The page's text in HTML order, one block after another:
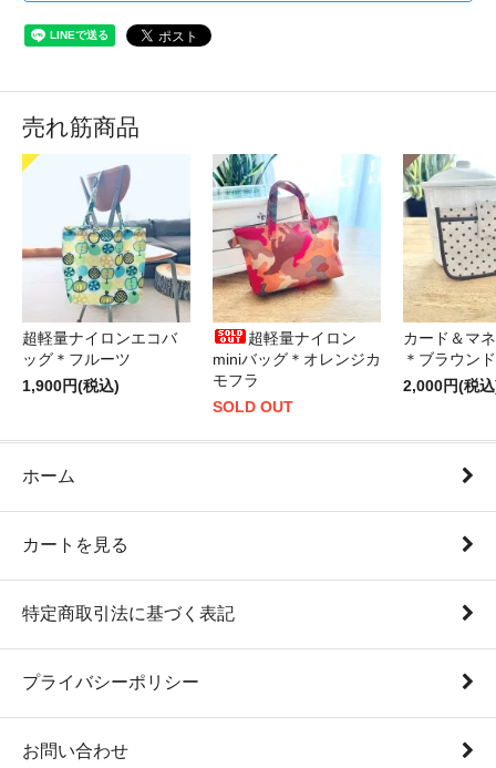
売れ筋商品
超軽量ナイロンエコバ
ッグ＊フルーツ
1,900円(税込)
超軽量ナイロン
miniバッグ＊オレンジカ
モフラ
SOLD OUT
カード＆マ
＊ブラウン
2,000円(税
ホーム
カートを見る
特定商取引法に基づく表記
プライバシーポリシー
お問い合わせ